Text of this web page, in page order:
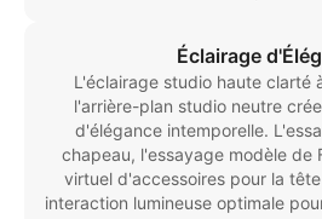
Éclairage
L'éclairage studio haute clarté
l'arrière-plan studio neutre
d'élégance intemporelle.
chapeau, l'essayage modèle de
virtuel d'accessoires pour la
interaction lumineuse optimale